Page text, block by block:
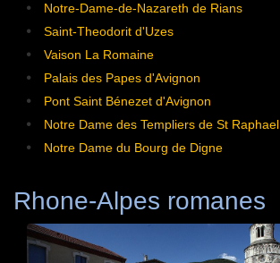
Notre-Dame-de-Nazareth de Rians
Saint-Theodorit d'Uzes
Vaison La Romaine
Palais des Papes d'Avignon
Pont Saint Bénezet d'Avignon
Notre Dame des Templiers de St Raphael
Notre Dame du Bourg de Digne
Rhone-Alpes romanes